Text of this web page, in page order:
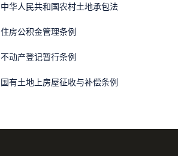
· 中华人民共和国农村土地承包法
· 住房公积金管理条例
· 不动产登记暂行条例
· 国有土地上房屋征收与补偿条例